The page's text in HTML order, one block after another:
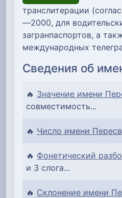
транслитерации
—2000, для
загранпаспортов, а
международных
Сведения об
🔥 Значение имени
совместимость...
🔥 Число имени
🔥 Фонетический
и 3 слога...
🔥 Склонение имени